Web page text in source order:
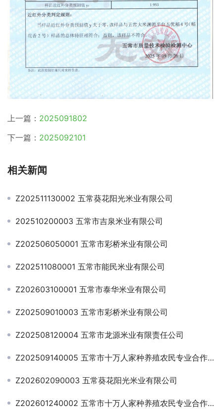
上一篇： 2025091802
下一篇： 2025092101
相关新闻
Z202511130002 五常葵花阳光米业有限公司
202510200003 五常市吉泉米业有限公司
Z202506050001 五常市彩桥米业有限公司
Z202511080001 五常市能民米业有限公司
Z202603100001 五常市泰华米业有限公司
Z202509010003 五常市彩桥米业有限公司
Z202508120004 五常市龙源米业有限责任公司
Z202509140005 五常市十万人家种养殖农民专业合作社
Z202602090003 五常葵花阳光米业有限公司
Z202601240002 五常市十万人家种养殖农民专业合作社